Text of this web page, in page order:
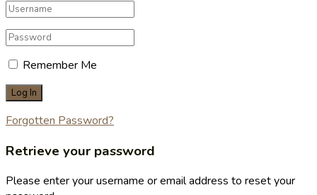
Remember Me
Forgotten Password?
Retrieve your password
Please enter your username or email address to reset your